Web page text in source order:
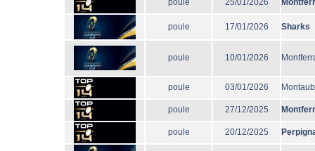
poule 25/01/2026
poule 17/01/2026 Sharks
poule 10/01/2026
poule 03/01/2026
poule 27/12/2025
poule 20/12/2025